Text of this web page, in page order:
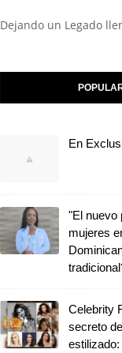
Dejando un Legado
En
"El nuevo
mujeres
Celebrity
secreto